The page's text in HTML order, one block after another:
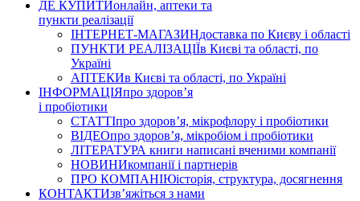
ДЕ КУПИТИонлайн, аптеки та
пункти реалізації
ІНТЕРНЕТ-МАГАЗИНдоставка по Києву і області
ПУНКТИ РЕАЛІЗАЦІЇв Києві та області, по
Україні
АПТЕКИв Києві та області, по Україні
ІНФОРМАЦІЯпро здоров’я
і пробіотики
СТАТТІпро здоров’я, мікрофлору і пробіотики
ВІДЕОпро здоров’я, мікробіом і пробіотики
ЛІТЕРАТУРА книги написані вченими компанії
НОВИНИкомпанії і партнерів
ПРО КОМПАНІЮісторія, структура, досягнення
КОНТАКТИзв’яжіться з нами